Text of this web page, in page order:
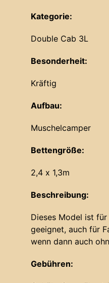
Kategorie:
Double Cab 3L
Besonderheit:
Kräftig
Aufbau:
Muschelcamper
Bettengröße:
2,4 x 1,3m
Beschreibung:
Dieses Model ist
geeignet, auch für
wenn dann auch
Gebühren: